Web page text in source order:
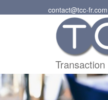
contact@tcc-